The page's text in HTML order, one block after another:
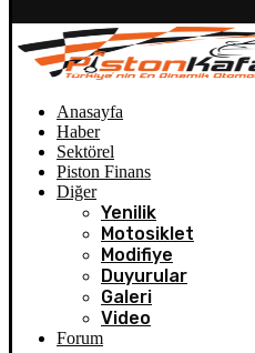
Anasayfa
Haber
Sektörel
Piston Finans
Diğer
Yenilik
Motosiklet
Modifiye
Duyurular
Galeri
Video
Forum